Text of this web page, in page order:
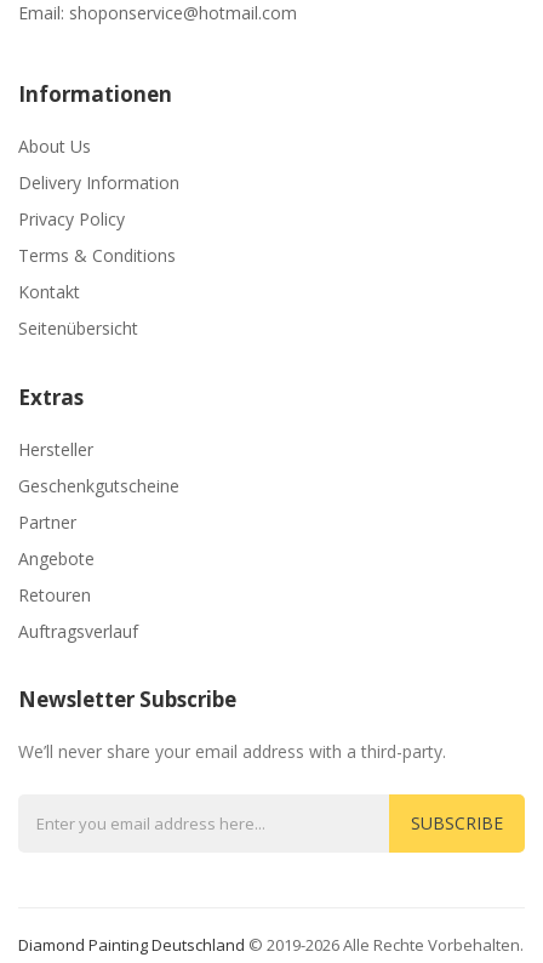
Email: shoponservice@hotmail.com
Informationen
About Us
Delivery Information
Privacy Policy
Terms & Conditions
Kontakt
Seitenübersicht
Extras
Hersteller
Geschenkgutscheine
Partner
Angebote
Retouren
Auftragsverlauf
Newsletter Subscribe
We’ll never share your email address with a third-party.
SUBSCRIBE
Diamond Painting Deutschland © 2019-2026 Alle Rechte Vorbehalten.